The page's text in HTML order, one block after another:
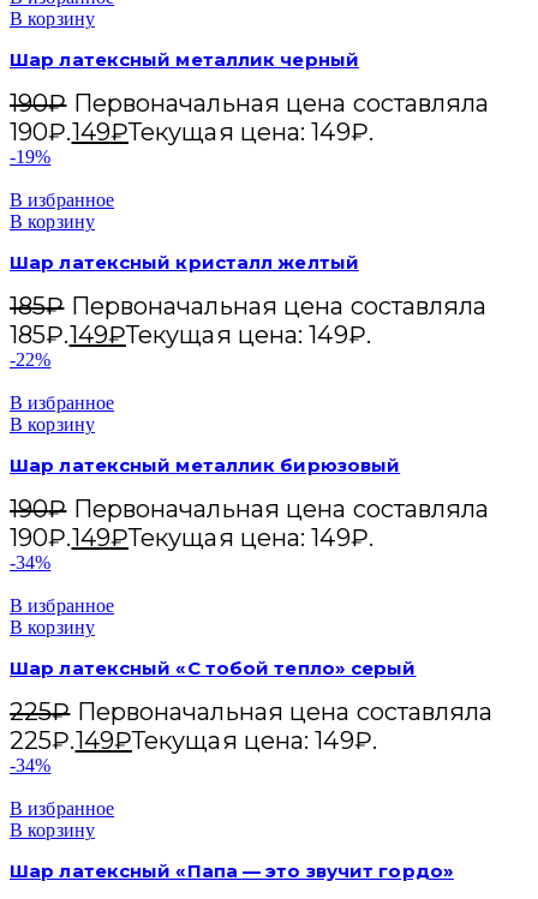
В корзину
Шар латексный металлик черный
190₽ Первоначальная цена составляла
190₽.149₽Текущая цена: 149₽.
-19%
В избранное
В корзину
Шар латексный кристалл желтый
185₽ Первоначальная цена составляла
185₽.149₽Текущая цена: 149₽.
-22%
В избранное
В корзину
Шар латексный металлик бирюзовый
190₽ Первоначальная цена составляла
190₽.149₽Текущая цена: 149₽.
-34%
В избранное
В корзину
Шар латексный «С тобой тепло» серый
225₽ Первоначальная цена составляла
225₽.149₽Текущая цена: 149₽.
-34%
В избранное
В корзину
Шар латексный «Папа — это звучит гордо»